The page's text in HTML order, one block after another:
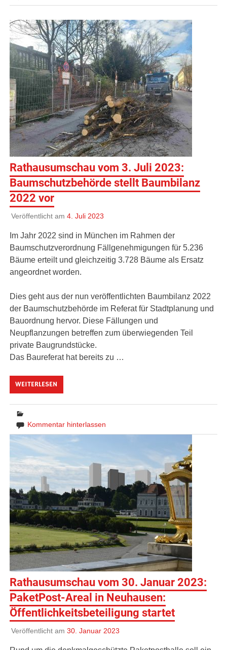
Rathausumschau vom 3. Juli 2023:
Baumschutzbehörde stellt Baumbilanz
2022 vor
Veröffentlicht am 4. Juli 2023
Im Jahr 2022 sind in München im Rahmen der
Baumschutzverordnung Fällgenehmigungen für 5.236
Bäume erteilt und gleichzeitig 3.728 Bäume als Ersatz
angeordnet worden.
Dies geht aus der nun veröffentlichten Baumbilanz 2022
der Baumschutzbehörde im Referat für Stadtplanung und
Bauordnung hervor. Diese Fällungen und
Neupflanzungen betreffen zum überwiegenden Teil
private Baugrundstücke.
Das Baureferat hat bereits zu …
WEITERLESEN
Kommentar hinterlassen
Rathausumschau vom 30. Januar 2023:
PaketPost-Areal in Neuhausen:
Öffentlichkeitsbeteiligung startet
Veröffentlicht am 30. Januar 2023